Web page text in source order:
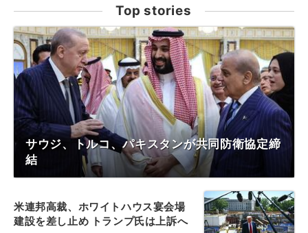
Top stories
サウジ、トルコ、パキスタンが共同防衛協定締
結
米連邦高裁、ホワイトハウス宴会場
建設を差し止め トランプ氏は上訴へ